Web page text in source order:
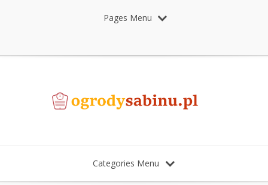
Pages Menu
Categories Menu